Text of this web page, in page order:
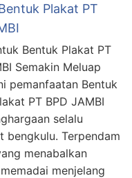
Plakat PT
Bentuk Plakat PT
Semakin Meluap
pemanfaatan Bentuk
PT BPD JAMBI
selalu
bengkulu. Terpendam
menabalkan
menjelang